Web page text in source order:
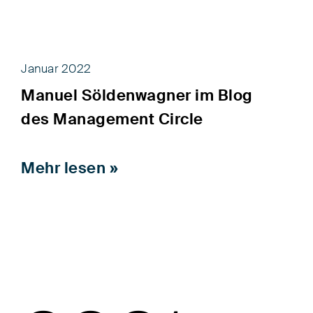
Januar 2022
Manuel Söldenwagner im Blog
des Management Circle
Mehr lesen »